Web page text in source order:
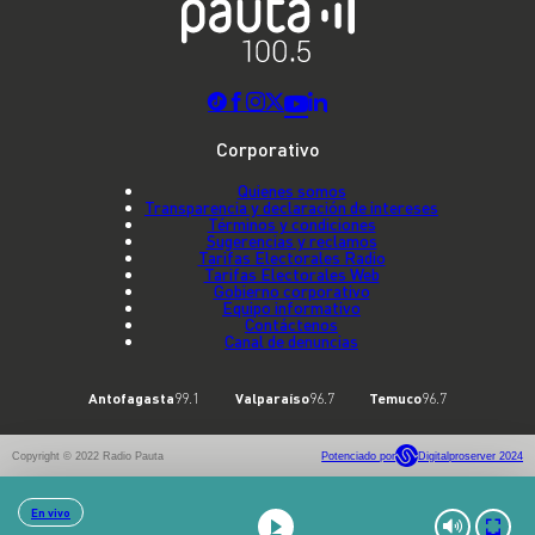
En vivo
Corporativo
Quienes somos
Transparencia y declaración de intereses
Términos y condiciones
Sugerencias y reclamos
Tarifas Electorales Radio
Tarifas Electorales Web
Gobierno corporativo
Equipo informativo
Contáctenos
Canal de denuncias
Antofagasta99.1 Valparaíso96.7 Temuco96.7
Copyright © 2022 Radio Pauta Potenciado por Digitalproserver 2024